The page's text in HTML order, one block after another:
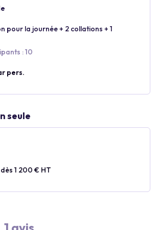
pour la journée + 2 collations + 1
: 10
pers.
seule
dès 1 200 € HT